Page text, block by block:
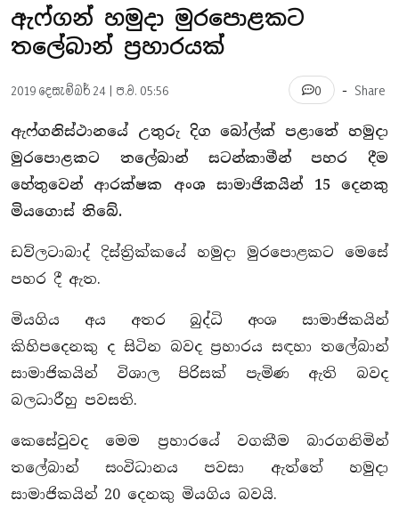
ඇෆ්ගන් හමුදා මුරපොළකට
තලේබාන් ප්‍රහාරයක්
2019 දෙසැම්බර් 24 | ප.ව. 05:56 0 - Share
ඇෆ්ගනිස්ථානයේ උතුරු දිග බෝල්ක් පළාතේ හමුදා
මුරපොළකට තලේබාන් සටන්කාමීන් පහර දීම
හේතුවෙන් ආරක්ෂක අංශ සාමාජිකයින් 15 දෙනකු
මියගොස් තිබේ.
ඩව්ලටාබාද් දිස්ත්‍රික්කයේ හමුදා මුරපොළකට මෙසේ
පහර දී ඇත.
මියගිය අය අතර බුද්ධි අංශ සාමාජිකයින්
කිහිපදෙනකු ද සිටින බවද ප්‍රහාරය සඳහා තලේබාන්
සාමාජිකයින් විශාල පිරිසක් පැමිණ ඇති බවද
බලධාරීහු පවසති.
කෙසේවුවද මෙම ප්‍රහාරයේ වගකීම බාරගනිමින්
තලේබාන් සංවිධානය පවසා ඇත්තේ හමුදා
සාමාජිකයින් 20 දෙනකු මියගිය බවයි.